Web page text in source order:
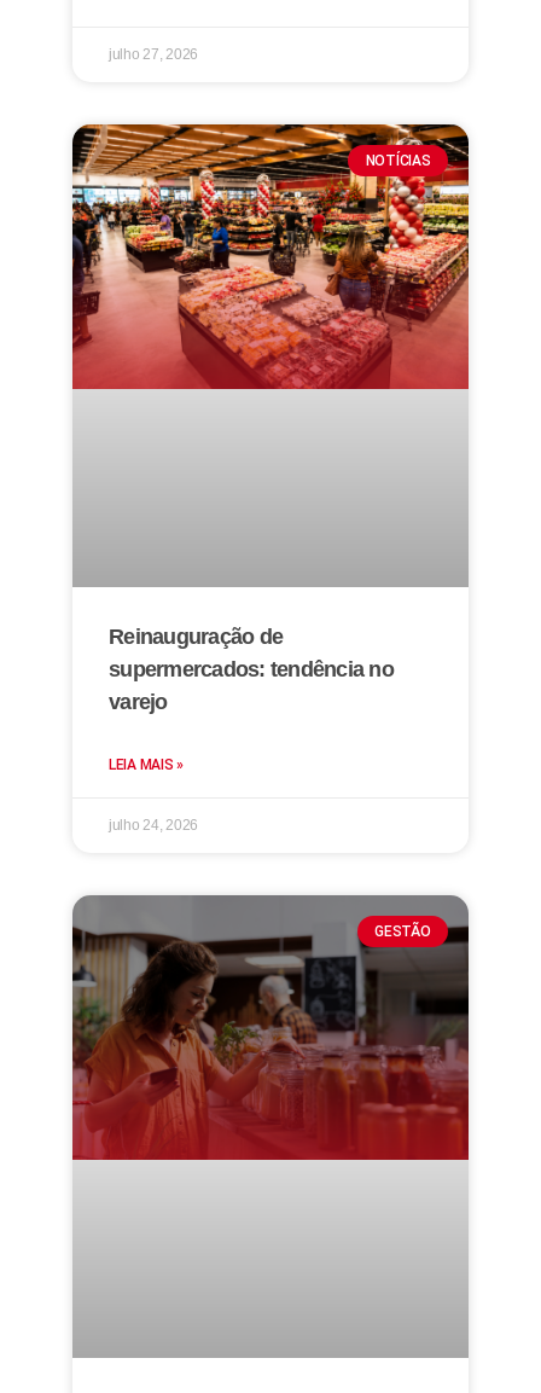
julho 27, 2026
NOTÍCIAS
Reinauguração de
supermercados: tendência no
varejo
LEIA MAIS »
julho 24, 2026
GESTÃO